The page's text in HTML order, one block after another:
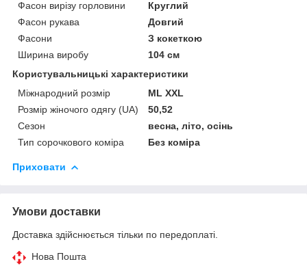
Фасон вирізу горловини
Круглий
Фасон рукава
Довгий
Фасони
З кокеткою
Ширина виробу
104 см
Користувальницькі характеристики
Міжнародний розмір
ML XXL
Розмір жіночого одягу (UA)
50,52
Сезон
весна, літо, осінь
Тип сорочкового коміра
Без коміра
Приховати
Умови доставки
Доставка здійснюється тільки по передоплаті.
Нова Пошта